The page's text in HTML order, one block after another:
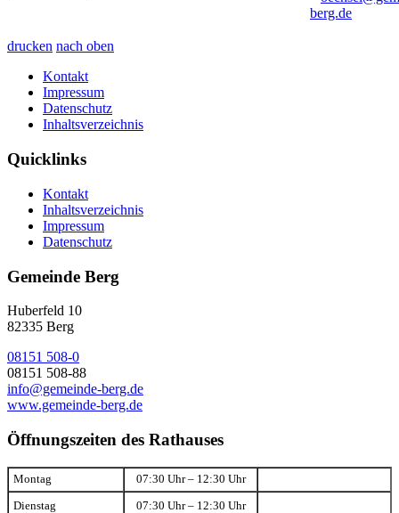
berg.de
drucken nach oben
Kontakt
Impressum
Datenschutz
Inhaltsverzeichnis
Quicklinks
Kontakt
Inhaltsverzeichnis
Impressum
Datenschutz
Gemeinde Berg
Huberfeld 10
82335 Berg
08151 508-0
08151 508-88
info@gemeinde-berg.de
www.gemeinde-berg.de
Öffnungszeiten des Rathauses
Montag 07:30 Uhr – 12:30 Uhr
Dienstag 07:30 Uhr – 12:30 Uhr